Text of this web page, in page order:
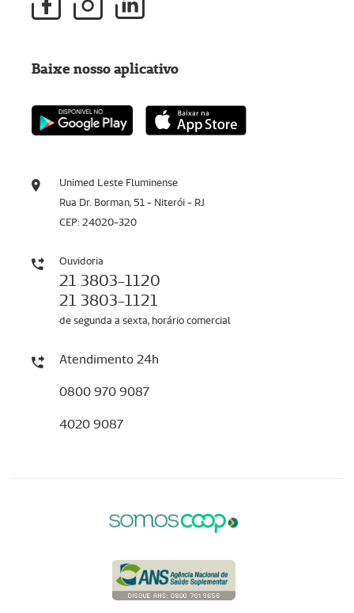
Unimed Leste Fluminense
Rua Dr. Borman, 51 - Niterói - RJ
CEP: 24020-320
Ouvidoria
21 3803-1120
21 3803-1121
de segunda a sexta, horário comercial
Atendimento 24h
0800 970 9087
4020 9087
Baixe nosso aplicativo